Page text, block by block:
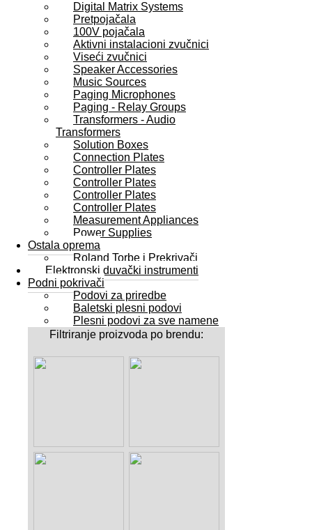
Digital Matrix Systems
Pretpojačala
100V pojačala
Aktivni instalacioni zvučnici
Viseći zvučnici
Speaker Accessories
Music Sources
Paging Microphones
Paging - Relay Groups
Transformers - Audio
Transformers
Solution Boxes
Connection Plates
Controller Plates
Controller Plates
Controller Plates
Controller Plates
Measurement Appliances
Power Supplies
Ostala oprema
Roland Torbe i Prekrivači
Elektronski duvački instrumenti
Podni pokrivači
Podovi za priredbe
Baletski plesni podovi
Plesni podovi za sve namene
Filtriranje proizvoda po brendu: